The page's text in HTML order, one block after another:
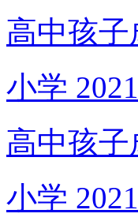
高中孩
小学
高中孩
小学